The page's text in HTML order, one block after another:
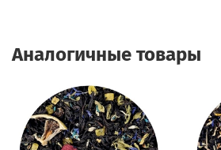
Аналогичные товары